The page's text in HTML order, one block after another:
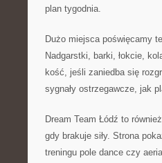
plan tygodnia.
Dużo miejsca poświęcamy
Nadgarstki, barki, łokcie,
kość, jeśli zaniedba się
sygnały ostrzegawcze, jak
Dream Team Łódź to
gdy brakuje siły. Strona
treningu pole dance czy